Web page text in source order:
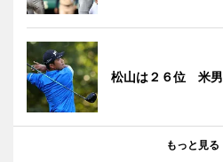
松山は２６位 米男
もっと見る